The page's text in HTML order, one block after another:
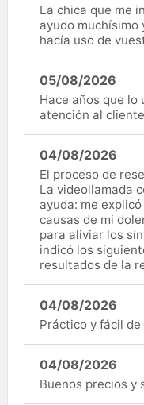
La chica que me
ayudo muchísimo
hacía uso de
05/08/2026
Hace años que lo
atención al
04/08/2026
El proceso de
La videollamada
ayuda: me
causas de mi
para aliviar los
indicó los
resultados de la
04/08/2026
Práctico y fácil de
04/08/2026
Buenos precios y